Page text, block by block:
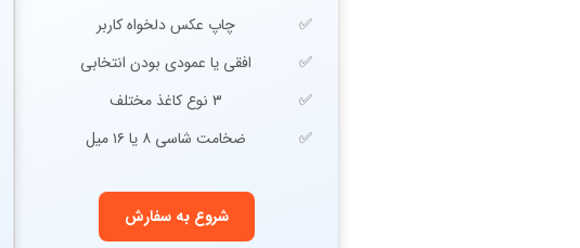
چاپ عکس دلخواه کاربر
افقی یا عمودی بودن انتخابی
۳ نوع کاغذ مختلف
ضخامت شاسی ۸ یا ۱۶ میل
شروع به سفارش